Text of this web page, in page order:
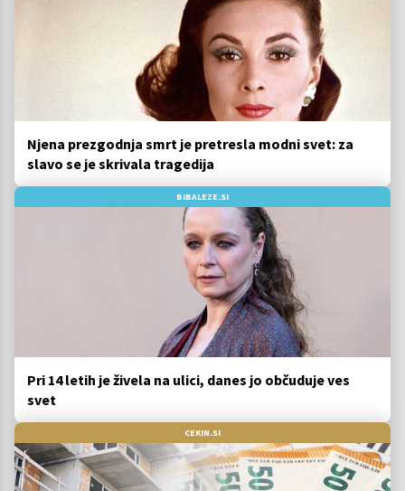
Njena prezgodnja smrt je pretresla modni svet: za
slavo se je skrivala tragedija
BIBALEZE.SI
Pri 14 letih je živela na ulici, danes jo občuduje ves
svet
CEKIN.SI